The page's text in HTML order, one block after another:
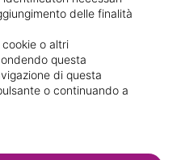
di Stefania
delle finalità
cookie o altri
questa
di questa
o continuando a